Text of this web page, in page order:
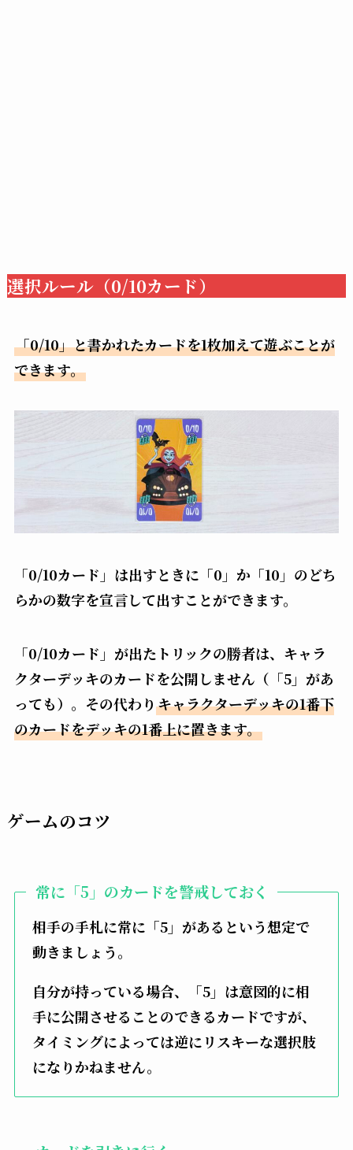
選択ルール（0/10カード）
「0/10」と書かれたカードを1枚加えて遊ぶことが
できます。
「0/10カード」は出すときに「0」か「10」のどち
らかの数字を宣言して出すことができます。
「0/10カード」が出たトリックの勝者は、キャラ
クターデッキのカードを公開しません（「5」があ
っても）。その代わり キャラクターデッキの1番下
のカードをデッキの1番上に置きます。
ゲームのコツ
常に「5」のカードを警戒しておく
相手の手札に常に「5」があるという想定で
動きましょう。
自分が持っている場合、「5」は意図的に相
手に公開させることのできるカードですが、
タイミングによっては逆にリスキーな選択肢
になりかねません。